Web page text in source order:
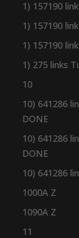
1) 157190
1) 157190
1) 157190
1) 275 links
10
10) 641286
DONE
10) 641286
DONE
10) 641286
1000A Z
1090A Z
11